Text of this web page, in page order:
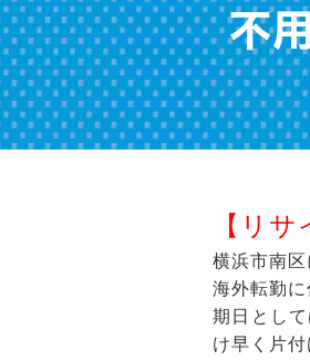
不
【リ
横浜市南
海外転勤
期日とし
け早く片